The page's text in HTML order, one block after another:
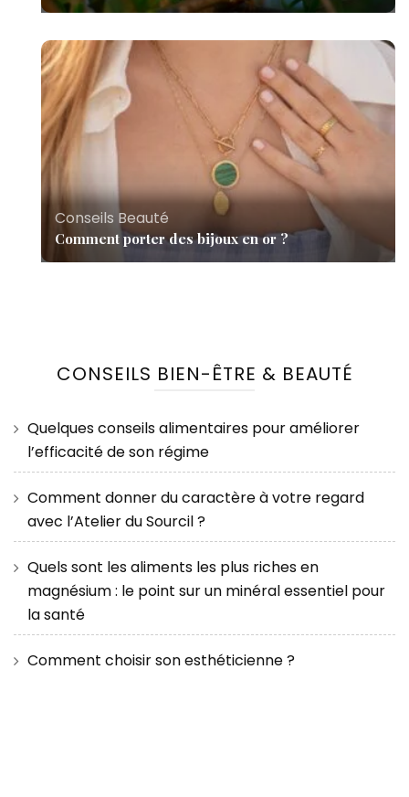
Conseils Beauté
Comment porter des bijoux en or ?
CONSEILS BIEN-ÊTRE & BEAUTÉ
Quelques conseils alimentaires pour améliorer
l’efficacité de son régime
Comment donner du caractère à votre regard
avec l’Atelier du Sourcil ?
Quels sont les aliments les plus riches en
magnésium : le point sur un minéral essentiel pour
la santé
Comment choisir son esthéticienne ?